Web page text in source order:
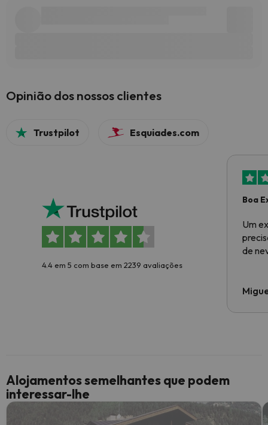
Opinião dos nossos clientes
Trustpilot Esquiades.com
4.4 em 5 com base em 2239 avaliações
Boa
Um
de
Alojamentos semelhantes que podem
interessar-lhe